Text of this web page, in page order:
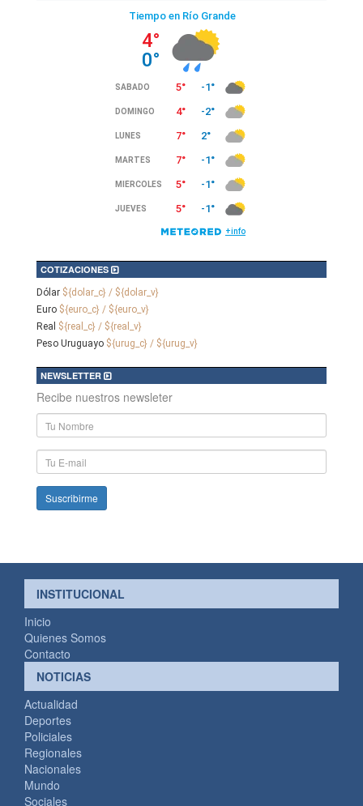
COTIZACIONES
Dólar ${dolar_c} / ${dolar_v}
Euro ${euro_c} / ${euro_v}
Real ${real_c} / ${real_v}
Peso Uruguayo ${urug_c} / ${urug_v}
NEWSLETTER
Recibe nuestros newsleter
Nombre
y
Apellido
E-
mail
INSTITUCIONAL
Inicio
Quienes Somos
Contacto
NOTICIAS
Actualidad
Deportes
Policiales
Regionales
Nacionales
Mundo
Sociales